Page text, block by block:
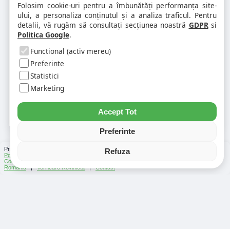
funcție de numar?
2. Pot exista mai multe coduri postale
pe aceeasi strada?
3. Cum gasesc rapid codul postal
pentru alta strada sau alt oras?
Prin folosirea Chat-ului Privabon, intelegem ca esti de acord cu
Politica de confidentialitate
TestelefacuteCe urmeaza
Cod Postal
România|Verificare Rovinieta|Contact
Folosim cookie-uri pentru a îmbunătăți performanța site-
ului, a personaliza conținutul și a analiza traficul. Pentru
detalii, vă rugăm să consultați secțiunea noastră GDPRsi
Politica Google.
Functional (activ mereu)
Preferinte
Statistici
Marketing
Accept Tot
Preferinte
Refuza